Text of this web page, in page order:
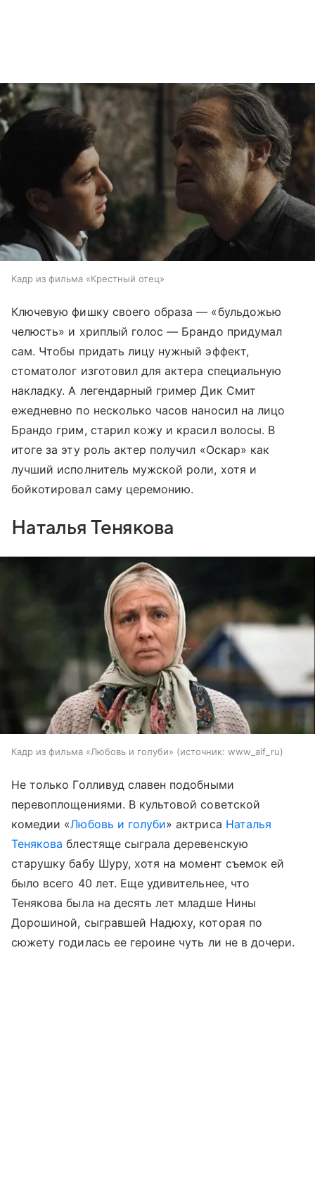
Кадр из фильма «Крестный отец»
Ключевую фишку своего образа — «бульдожью
челюсть» и хриплый голос — Брандо придумал
сам. Чтобы придать лицу нужный эффект,
стоматолог изготовил для актера специальную
накладку. А легендарный гример Дик Смит
ежедневно по несколько часов наносил на лицо
Брандо грим, старил кожу и красил волосы. В
итоге за эту роль актер получил «Оскар» как
лучший исполнитель мужской роли, хотя и
бойкотировал саму церемонию.
Наталья Тенякова
Кадр из фильма «Любовь и голуби» источник: www_aif_ru
Не только Голливуд славен подобными
перевоплощениями. В культовой советской
комедии «Любовь и голуби» актриса Наталья
Тенякова блестяще сыграла деревенскую
старушку бабу Шуру, хотя на момент съемок ей
было всего 40 лет. Еще удивительнее, что
Тенякова была на десять лет младше Нины
Дорошиной, сыгравшей Надюху, которая по
сюжету годилась ее героине чуть ли не в дочери.